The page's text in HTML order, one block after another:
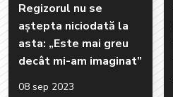
Regizorul nu se
aștepta niciodată la
asta: „Este mai greu
decât mi-am imaginat”
08 sep 2023